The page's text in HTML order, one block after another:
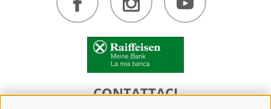
CONTATTACI